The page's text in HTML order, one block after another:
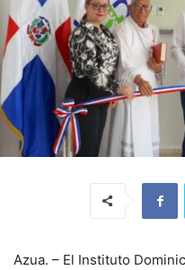
Azua. – El Instituto